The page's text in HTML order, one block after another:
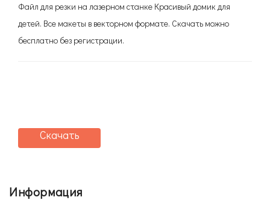
Файл для резки на лазерном станке Красивый домик для
детей. Все макеты в векторном формате. Скачать можно
бесплатно без регистрации.
Скачать
Информация